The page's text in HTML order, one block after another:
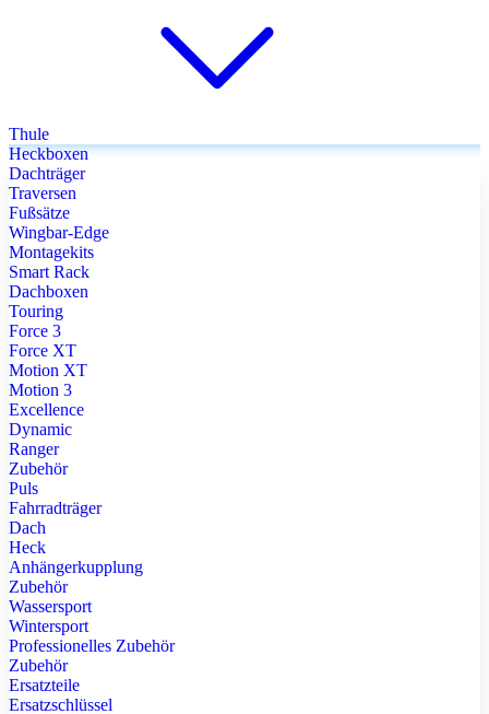
Thule
Heckboxen
Dachträger
Traversen
Fußsätze
Wingbar-Edge
Montagekits
Smart Rack
Dachboxen
Touring
Force 3
Force XT
Motion XT
Motion 3
Excellence
Dynamic
Ranger
Zubehör
Puls
Fahrradträger
Dach
Heck
Anhängerkupplung
Zubehör
Wassersport
Wintersport
Professionelles Zubehör
Zubehör
Ersatzteile
Ersatzschlüssel